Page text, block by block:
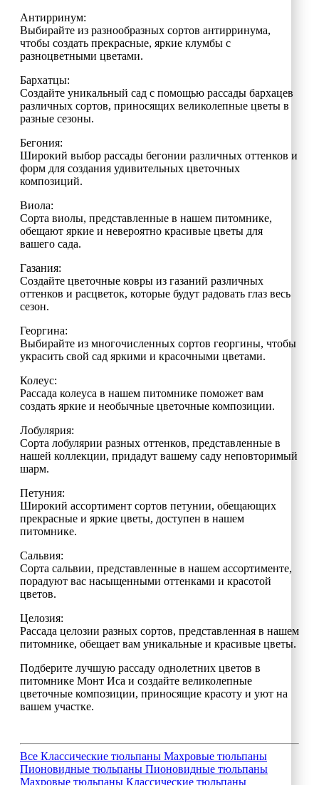
Антирринум:
Выбирайте из разнообразных сортов антирринума,
чтобы создать прекрасные, яркие клумбы с
разноцветными цветами.
Бархатцы:
Создайте уникальный сад с помощью рассады бархацев
различных сортов, приносящих великолепные цветы в
разные сезоны.
Бегония:
Широкий выбор рассады бегонии различных оттенков и
форм для создания удивительных цветочных
композиций.
Виола:
Сорта виолы, представленные в нашем питомнике,
обещают яркие и невероятно красивые цветы для
вашего сада.
Газания:
Создайте цветочные ковры из газаний различных
оттенков и расцветок, которые будут радовать глаз весь
сезон.
Георгина:
Выбирайте из многочисленных сортов георгины, чтобы
украсить свой сад яркими и красочными цветами.
Колеус:
Рассада колеуса в нашем питомнике поможет вам
создать яркие и необычные цветочные композиции.
Лобулярия:
Сорта лобулярии разных оттенков, представленные в
нашей коллекции, придадут вашему саду неповторимый
шарм.
Петуния:
Широкий ассортимент сортов петунии, обещающих
прекрасные и яркие цветы, доступен в нашем
питомнике.
Сальвия:
Сорта сальвии, представленные в нашем ассортименте,
порадуют вас насыщенными оттенками и красотой
цветов.
Целозия:
Рассада целозии разных сортов, представленная в нашем
питомнике, обещает вам уникальные и красивые цветы.
Подберите лучшую рассаду однолетних цветов в
питомнике Монт Иса и создайте великолепные
цветочные композиции, приносящие красоту и уют на
вашем участке.
Все Классические тюльпаны Махровые тюльпаны
Пионовидные тюльпаны Пионовидные тюльпаны
Махровые тюльпаны Классические тюльпаны